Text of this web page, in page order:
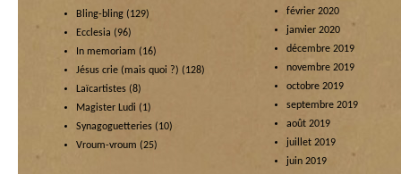
Bling-bling (129)
Ecclesia (96)
In memoriam (16)
Jésus crie (mais quoi ?) (128)
Laïcartistes (8)
Magister Ludi (1)
Synagoguetteries (10)
Vroum-vroum (25)
février 2020
janvier 2020
décembre 2019
novembre 2019
octobre 2019
septembre 2019
août 2019
juillet 2019
juin 2019